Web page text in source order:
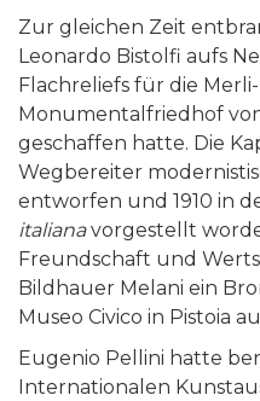
Zur gleichen Zeit
Leonardo Bistolfi aufs
Flachreliefs für die
Monumentalfriedhof
geschaffen hatte. Die
Wegbereiter
entworfen und 1910 in
italianavorgestellt
Freundschaft und
Bildhauer Melani ein
Museo Civico in Pistoia
Eugenio Pellini hatte
Internationalen